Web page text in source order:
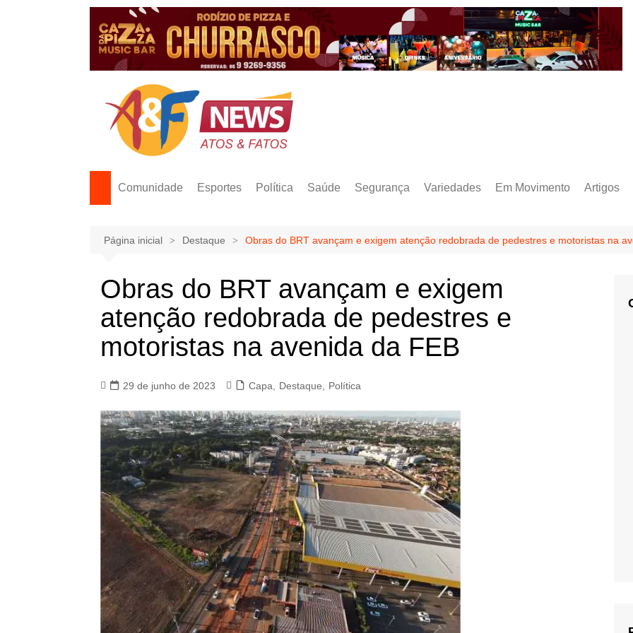
Comunidade Esportes Política Saúde Segurança Variedades Em Movimento Artigos
Página inicial Destaque Obras do BRT avançam e exigem atenção redobrada de pedestres e motoristas na
Obras do BRT avançam e exigem
atenção redobrada de pedestres e
motoristas na avenida da FEB
29 de junho de 2023 Capa Destaque Política